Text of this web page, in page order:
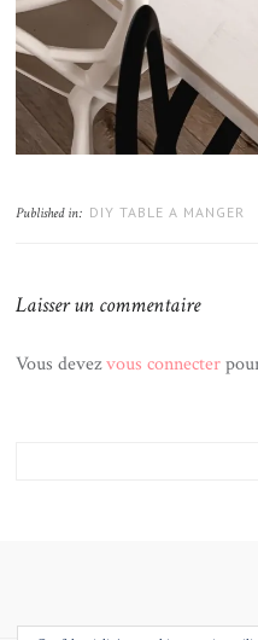
Published in: DIY TABLE A MANGER
Laisser un commentaire
Vous devezvous connecter